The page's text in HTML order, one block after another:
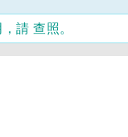
請 查照。
未
繳
還、
兩